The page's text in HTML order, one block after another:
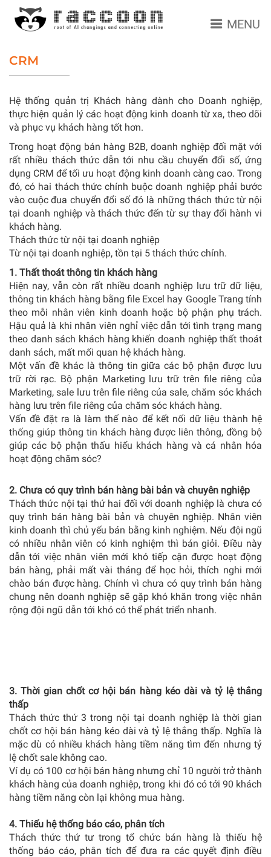
CRM
Hệ thống quản trị Khách hàng dành cho Doanh nghiệp,
thực hiện quản lý các hoạt động kinh doanh từ xa, theo dõi
và phục vụ khách hàng tốt hơn.
Trong hoạt động bán hàng B2B, doanh nghiệp đối mặt với
rất nhiều thách thức dẫn tới nhu cầu chuyển đổi số, ứng
dụng CRM để tối ưu hoạt động kinh doanh càng cao. Trong
đó, có hai thách thức chính buộc doanh nghiệp phải bước
vào cuộc đua chuyển đổi số đó là những thách thức từ nội
tại doanh nghiệp và thách thức đến từ sự thay đổi hành vi
khách hàng.
Thách thức từ nội tại doanh nghiệp
Từ nội tại doanh nghiệp, tồn tại 5 thách thức chính.
1. Thất thoát thông tin khách hàng
Hiện nay, vẫn còn rất nhiều doanh nghiệp lưu trữ dữ liệu,
thông tin khách hàng bằng file Excel hay Google Trang tính
theo mỗi nhân viên kinh doanh hoặc bộ phận phụ trách.
Hậu quả là khi nhân viên nghỉ việc dẫn tới tình trạng mang
theo danh sách khách hàng khiến doanh nghiệp thất thoát
danh sách, mất mối quan hệ khách hàng.
Một vấn đề khác là thông tin giữa các bộ phận được lưu
trữ rời rạc. Bộ phận Marketing lưu trữ trên file riêng của
Marketing, sale lưu trên file riêng của sale, chăm sóc khách
hàng lưu trên file riêng của chăm sóc khách hàng.
Vấn đề đặt ra là làm thế nào để kết nối dữ liệu thành hệ
thống giúp thông tin khách hàng được liên thông, đồng bộ
giúp các bộ phận thấu hiểu khách hàng và cá nhân hóa
hoạt động chăm sóc?
2. Chưa có quy trình bán hàng bài bản và chuyên nghiệp
Thách thức nội tại thứ hai đối với doanh nghiệp là chưa có
quy trình bán hàng bài bản và chuyên nghiệp. Nhân viên
kinh doanh thì chủ yếu bán bằng kinh nghiệm. Nếu đội ngũ
có nhiều nhân viên có kinh nghiệm thì bán giỏi. Điều này
dẫn tới việc nhân viên mới khó tiếp cận được hoạt động
bán hàng, phải mất vài tháng để học hỏi, thích nghi mới
chào bán được hàng. Chính vì chưa có quy trình bán hàng
chung nên doanh nghiệp sẽ gặp khó khăn trong việc nhân
rộng đội ngũ dẫn tới khó có thể phát triển nhanh.
3. Thời gian chốt cơ hội bán hàng kéo dài và tỷ lệ thắng
thấp
Thách thức thứ 3 trong nội tại doanh nghiệp là thời gian
chốt cơ hội bán hàng kéo dài và tỷ lệ thắng thấp. Nghĩa là
mặc dù có nhiều khách hàng tiềm năng tìm đến nhưng tỷ
lệ chốt sale không cao.
Ví dụ có 100 cơ hội bán hàng nhưng chỉ 10 người trở thành
khách hàng của doanh nghiệp, trong khi đó có tới 90 khách
hàng tiềm năng còn lại không mua hàng.
4. Thiếu hệ thống báo cáo, phân tích
Thách thức thứ tư trong tổ chức bán hàng là thiếu hệ
thống báo cáo, phân tích để đưa ra các quyết định điều
MENU